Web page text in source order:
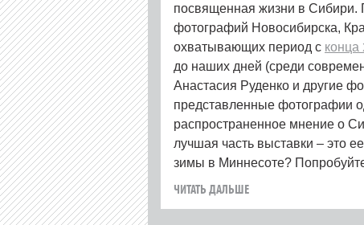
посвященная жизни в Сибири.
фотографий Новосибирска,
охватывающих период с конца
до наших дней (среди
Анастасия Руденко и другие
представленные фотографии
распространенное мнение о
лучшая часть выставки – это
зимы в Миннесоте?
ЧИТАТЬ ДАЛЬШЕ